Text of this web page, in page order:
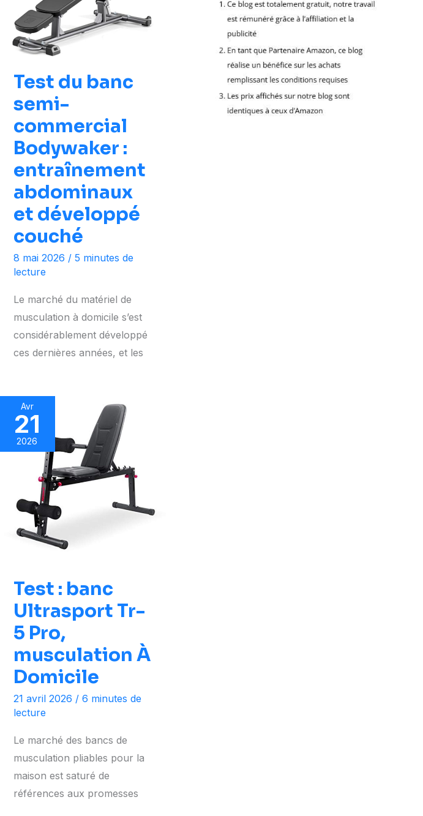
Test du banc
semi-
commercial
Bodywaker :
entraînement
abdominaux
et développé
couché
8 mai 2026 /5 minutes de
lecture
Le marché du matériel de
musculation à domicile s’est
considérablement développé
ces dernières années, et les
Avr
21
2026
Test : banc
Ultrasport Tr-
5 Pro,
musculation À
Domicile
21 avril 2026 /6 minutes de
lecture
Le marché des bancs de
musculation pliables pour la
maison est saturé de
références aux promesses